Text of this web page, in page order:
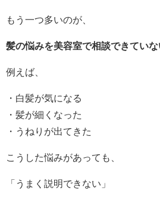
もう一つ多いのが、
髪の悩みを美容室で相談できていな
例えば、
・白髪が気になる
・髪が細くなった
・うねりが出てきた
こうした悩みがあっても、
「うまく説明できない」